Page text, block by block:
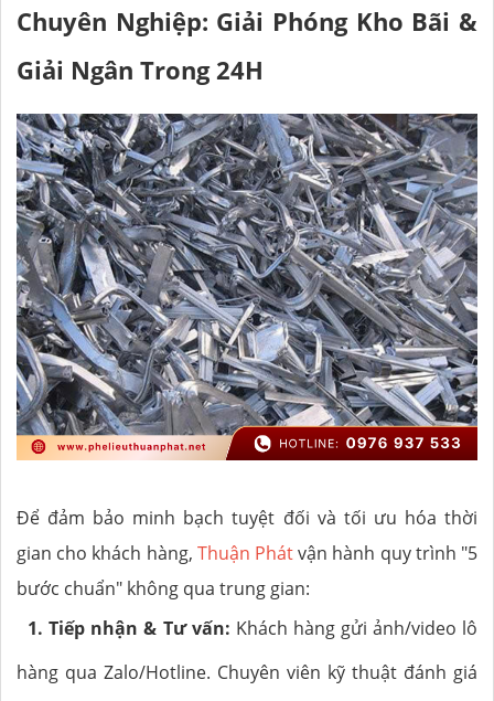
Chuyên Nghiệp: Giải Phóng Kho Bãi &
Giải Ngân Trong 24H
Để đảm bảo minh bạch tuyệt đối và tối ưu hóa thời
gian cho khách hàng, Thuận Phátvận hành quy trình "5
bước chuẩn" không qua trung gian:
1. Tiếp nhận & Tư vấn: Khách hàng gửi ảnh/video lô
hàng qua Zalo/Hotline. Chuyên viên kỹ thuật đánh giá